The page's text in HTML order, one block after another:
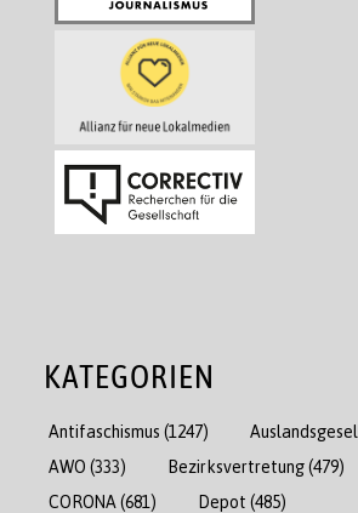
KATEGORIEN
Antifaschismus (1247)
AWO (333) Bezirksvertretung(479)
CORONA (681) Depot (485)